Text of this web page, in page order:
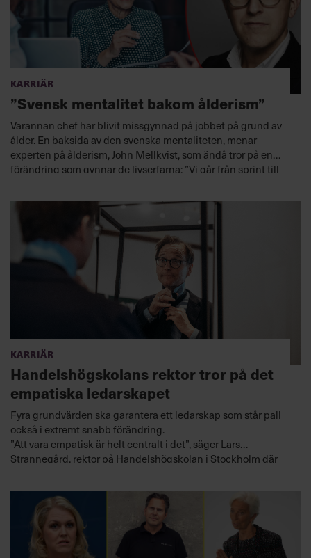
Karriär
”Svensk mentalitet bakom ålderism”
Varannan chef har blivit missgynnad på jobbet på grund av
ålder. En baksida av den svenska mentaliteten, menar
experten på ålderism, John Mellkvist, som ändå tror på en
förändring som gynnar de livserfarna: ”Vi går från sprint till
Karriär
Handelshögskolans rektor tror på det
empatiska ledarskapet
Fyra grundvärden ska garantera ett ledarskap som står pall
också i extremt snabb förändring.
”Att vara empatisk är helt centralt i det”, säger Lars
Strannegård, rektor på Handelshögskolan i Stockholm där